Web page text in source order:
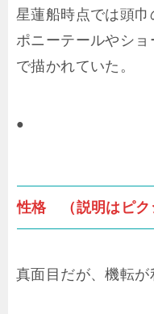
星蓮船時点では頭
ポニーテールやシ
で描かれていた。
●
性格 （説明はピク
真面目だが、機転が